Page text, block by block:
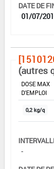
DATE DE
01/07/
(autres
DOSE MAX
D'EMPLOI
0,2 kg/q
-